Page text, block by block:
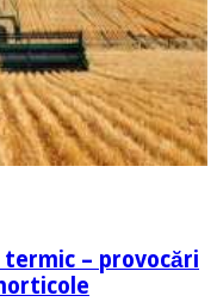
– provocări